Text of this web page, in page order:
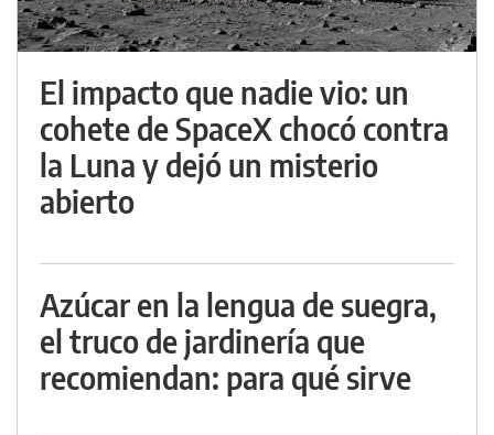
El impacto que nadie vio: un
cohete de SpaceX chocó contra
la Luna y dejó un misterio
abierto
Azúcar en la lengua de suegra,
el truco de jardinería que
recomiendan: para qué sirve